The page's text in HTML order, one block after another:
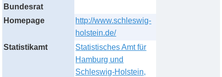
Bundesrat
Homepage
http://www.schleswig-
holstein.de/
Statistikamt
Statistisches Amt für
Hamburg und
Schleswig-Holstein,